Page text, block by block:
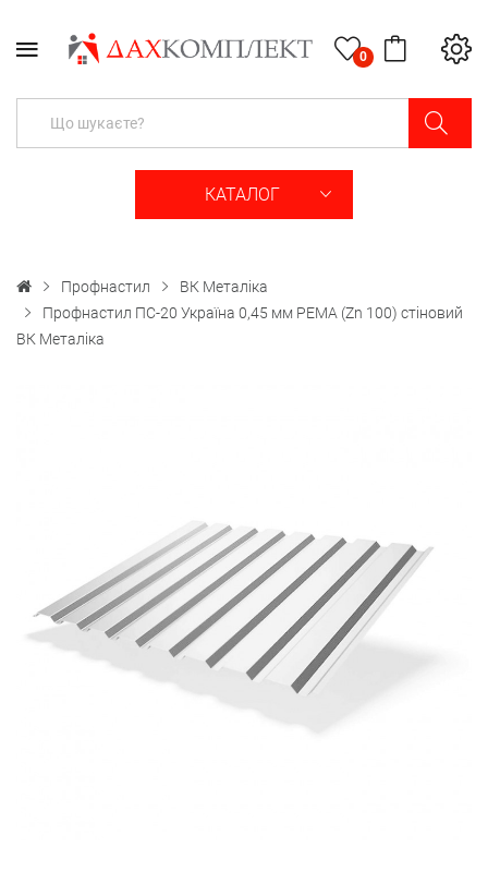
0
КАТАЛОГ
Профнастил
ВК Металіка
Профнастил ПС-20 Україна 0,45 мм PEMA (Zn 100) стіновий
ВК Металіка